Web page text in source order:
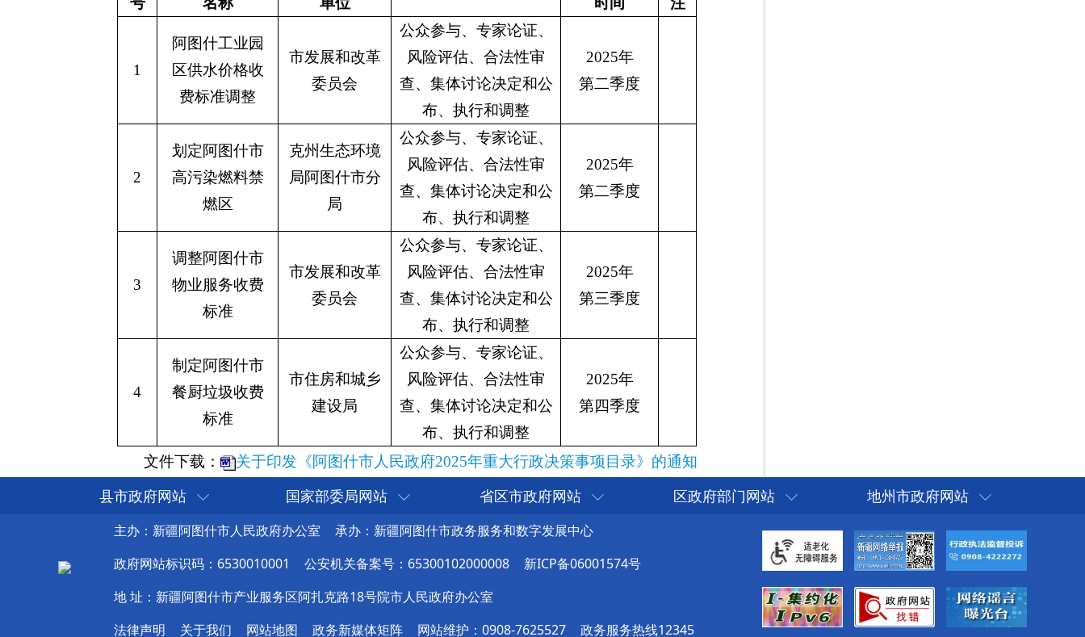
调整阿图什市
物业服务收费
标准
委员会
公众参与、专家论证、
风险评估、合法性审
查、集体讨论决定和公
布、执行和调整
2025年
第三季度
标准
市住房和城乡
建设局
风险评估、合法性审
查、集体讨论决定和公
布、执行和调整
2025年
第四季度
文件下载： 关于印发《阿图什市人民政府2025年重大行政决策事项目录》的通知
县市政府网站 国家部委局网站 省区市政府网站 区政府部门网站 地州市政府网站
主办：新疆阿图什市人民政府办公室
承办：新疆阿图什市政务服务和数字发展中心
政府网站标识码：6530010001
公安机关备案号：65300102000008
新ICP备06001574号
地 址：新疆阿图什市产业服务区阿扎克路18号院市人民政府办公室
法律声明
关于我们 网站地图 政务新媒体矩阵 网站维护：0908-7625527 政务服务热线12345